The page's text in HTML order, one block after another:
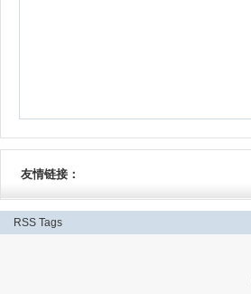
友情链接：
RSS Tags